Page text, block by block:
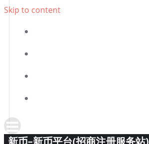
Skip to content
新币–新币平台(招商注册服务站)